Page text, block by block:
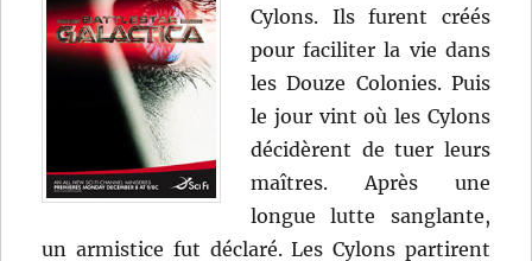
Cylons. Ils furent créés
pour faciliter la vie dans
les Douze Colonies. Puis
le jour vint où les Cylons
décidèrent de tuer leurs
maîtres. Après une
longue lutte sanglante,
un armistice fut déclaré. Les Cylons partirent